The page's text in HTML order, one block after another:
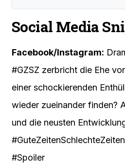
Social Media
Facebook/Instagram:
#GZSZ zerbricht die Ehe
einer schockierenden
wieder zueinander finden?
und die neusten
#Spoiler